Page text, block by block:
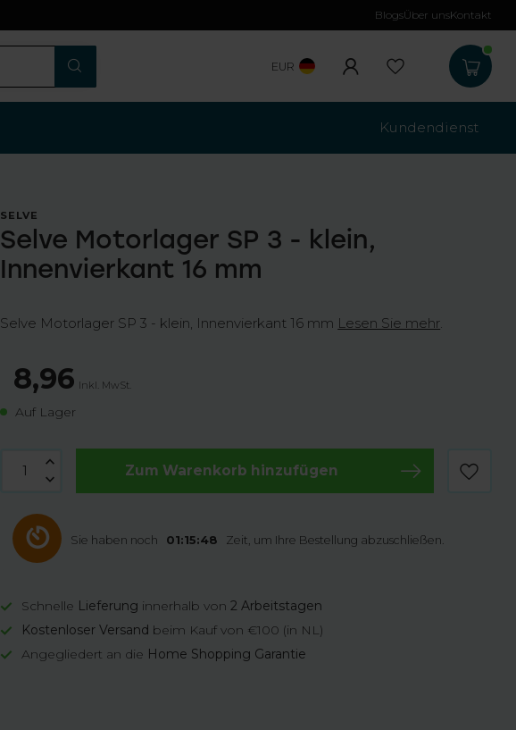
Kostenloser
BlogsÜber unsKontakt
EUR
Kundendienst
SELVE
Selve Motorlager SP 3 - klein,
Innenvierkant 16 mm
Selve Motorlager SP 3 - klein, Innenvierkant 16 mm Lesen Sie mehr.
8,96 Inkl. MwSt.
Auf Lager
Zum Warenkorb hinzufügen
Sie haben noch 01:15:47 Zeit, um Ihre Bestellung abzuschließen.
Schnelle Lieferung innerhalb von2 Arbeitstagen
Kostenloser Versand beim Kauf von €100 (in NL)
Angegliedert an die Home Shopping Garantie